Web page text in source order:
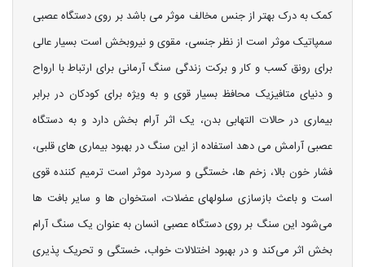
کمک به درک بهتر از جنس مخالف موثر می باشد بر روی دستگاه عصبی
سمپاتیک موثر است از نظر جنسی، مقوی و نیروبخش است بسیار عالی
برای رونق کسب و کار و برکت زندگی سنگ آرمانی برای ارتباط با ارواح
و دنیای متافیزیک محافظ بسیار قوی و به ویژه برای کودکان در برابر
بیماری در حالات التهابی بدن، یک اثر آرام بخش دارد و به دستگاه
عصبی آرامش می ‌دهد استفاده از این سنگ در بهبود بیماری های قلبی،
فشار خون بالا، زخم ها، خستگی و سردرد موثر است ترمیم کننده قوی
است و باعث بازسازی سلولهای عضلات، استخوان ها و سایر بافت ها
می‌شود این سنگ بر روی دستگاه عصبی انسان به عنوان یک سنگ آرام
بخش اثر می‌کند و در بهبود اختلالات خواب، خستگی و تحریک پذیری